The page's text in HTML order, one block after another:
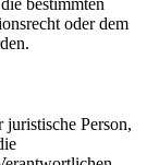
bestimmten
oder dem
Person,